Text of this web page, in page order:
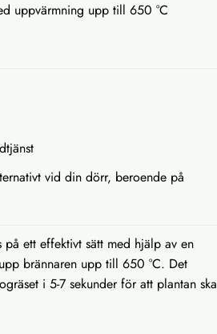
uppvärmning upp till 650 °C
vid din dörr, beroende på
ett effektivt sätt med hjälp av en
brännaren upp till 650 °C. Det
i 5-7 sekunder för att plantan ska